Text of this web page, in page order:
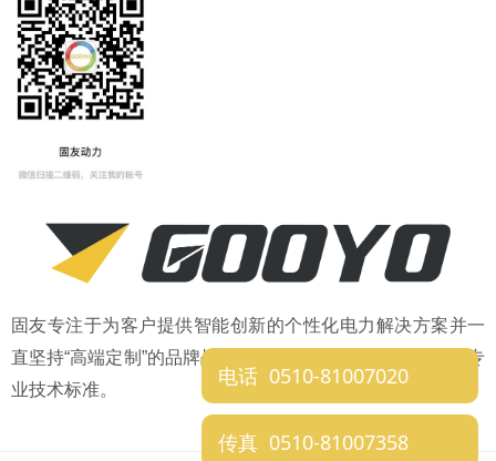
固友专注于为客户提供智能创新的个性化电力解决方案并一
直坚持“高端定制”的品牌战略，始终为定制化解决方案设定专
业技术标准。
电话 0510-81007020
传真 0510-81007358